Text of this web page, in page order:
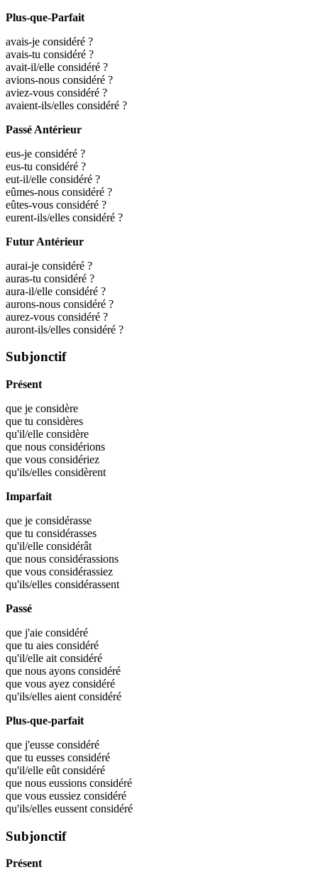
Plus-que-Parfait
avais-je considéré ?
avais-tu considéré ?
avait-il/elle considéré ?
avions-nous considéré ?
aviez-vous considéré ?
avaient-ils/elles considéré ?
Passé Antérieur
eus-je considéré ?
eus-tu considéré ?
eut-il/elle considéré ?
eûmes-nous considéré ?
eûtes-vous considéré ?
eurent-ils/elles considéré ?
Futur Antérieur
aurai-je considéré ?
auras-tu considéré ?
aura-il/elle considéré ?
aurons-nous considéré ?
aurez-vous considéré ?
auront-ils/elles considéré ?
Subjonctif
Présent
que je considère
que tu considères
qu'il/elle considère
que nous considérions
que vous considériez
qu'ils/elles considèrent
Imparfait
que je considérasse
que tu considérasses
qu'il/elle considérât
que nous considérassions
que vous considérassiez
qu'ils/elles considérassent
Passé
que j'aie considéré
que tu aies considéré
qu'il/elle ait considéré
que nous ayons considéré
que vous ayez considéré
qu'ils/elles aient considéré
Plus-que-parfait
que j'eusse considéré
que tu eusses considéré
qu'il/elle eût considéré
que nous eussions considéré
que vous eussiez considéré
qu'ils/elles eussent considéré
Subjonctif
Présent